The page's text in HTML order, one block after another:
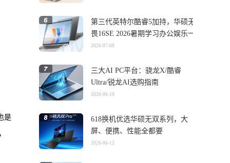
是
第三代英特尔酷睿5加持，华硕无
畏16SE 2026暑期学习办公娱乐一
机搞定
2026-07-08
三大AI PC平台：骁龙X/酷睿
Ultra/锐龙AI选购指南
2026-06-19
618换机优选华硕无双系列，大
屏、便携、性能全都要
2026-06-12